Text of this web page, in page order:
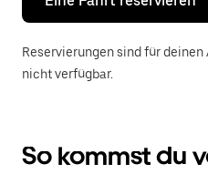
Kalender
schließen.
Reservierungen sind für
nicht verfügbar.
So kommst du